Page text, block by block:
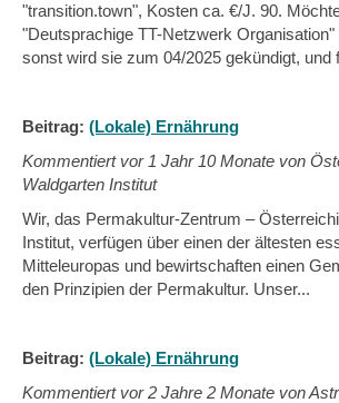
"transition.town", Kosten ca. €/J. 90.
"Deutsprachige TT-Netzwerk
sonst wird sie zum 04/2025 gekündigt, und
Beitrag: (Lokale) Ernährung
Kommentiert vor 1 Jahr 10 Monate von
Waldgarten Institut
Wir, das Permakultur-Zentrum –
Institut, verfügen über einen der ältesten
Mitteleuropas und bewirtschaften einen
den Prinzipien der Permakultur. Unser...
Beitrag: (Lokale) Ernährung
Kommentiert vor2 Jahre 2 Monate von